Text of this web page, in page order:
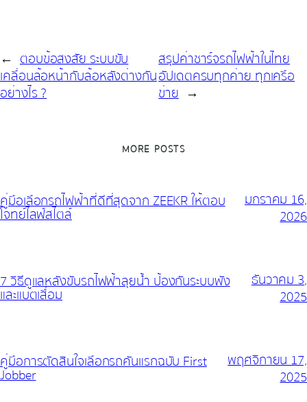
← ตอบข้อสงสัย ระบบขับ
เคลื่อนล้อหน้ากับล้อหลังต่างกัน
อย่างไร ?
สรุปค่าชาร์จรถไฟฟ้าในไทย
อัปเดตครบทุกค่าย ทุกเครือ
ข่าย →
MORE POSTS
คู่มือเลือกรถไฟฟ้าที่ดีที่สุดจาก ZEEKR ให้ตอบ
โจทย์ไลฟ์สไตล์
มกราคม 16,
2026
7 วิธีดูแลหลังขับรถไฟฟ้าลุยน้ำ ป้องกันระบบพัง
และแบตเสื่อม
ธันวาคม 3,
2025
คู่มือการตัดสินใจเลือกรถคันแรกฉบับ First
Jobber
พฤศจิกายน 17,
2025